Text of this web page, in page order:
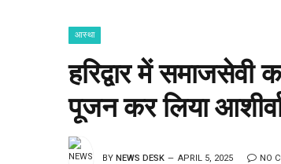
आस्था
हरिद्वार में
पूजन कर लिया
BY NEWS DESK APRIL 5, 2025 NO